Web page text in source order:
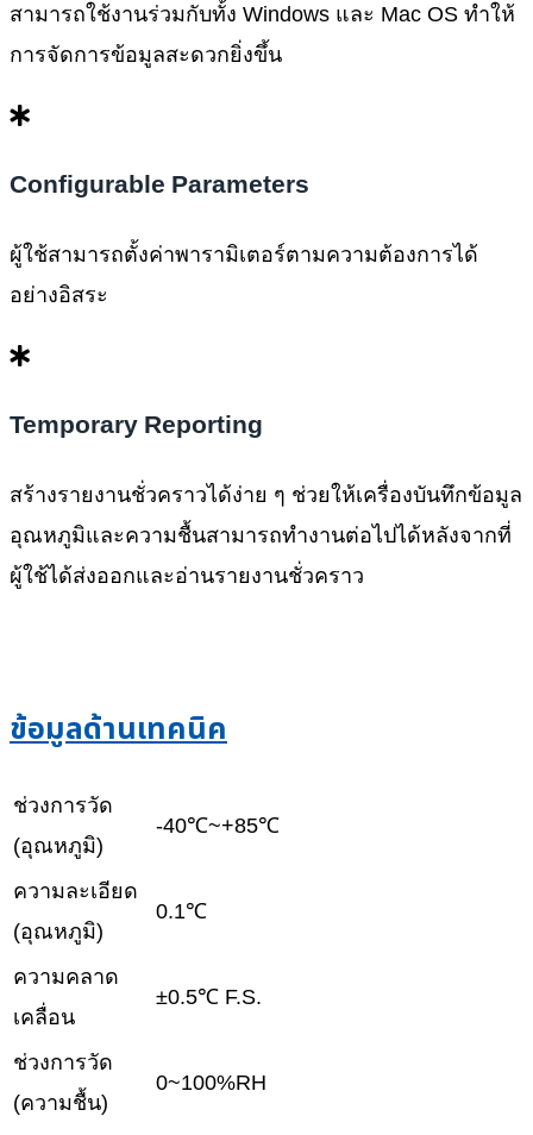
สามารถใช้งานร่วมกับทั้ง Windows และ Mac OS ทำให้
การจัดการข้อมูลสะดวกยิ่งขึ้น
Configurable Parameters
ผู้ใช้สามารถตั้งค่าพารามิเตอร์ตามความต้องการได้
อย่างอิสระ
Temporary Reporting
สร้างรายงานชั่วคราวได้ง่าย ๆ ช่วยให้เครื่องบันทึกข้อมูล
อุณหภูมิและความชื้นสามารถทำงานต่อไปได้หลังจากที่
ผู้ใช้ได้ส่งออกและอ่านรายงานชั่วคราว
ข้อมูลด้านเทคนิค
ช่วงการวัด
(อุณหภูมิ)
-40℃~+85℃
ความละเอียด
(อุณหภูมิ)
0.1℃
ความคลาด
เคลื่อน
±0.5℃ F.S.
ช่วงการวัด
(ความชื้น)
0~100%RH